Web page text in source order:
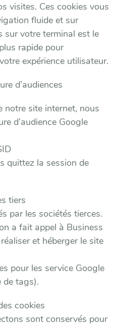
visites. Ces cookies vous
fluide et sur
sur votre terminal est le
rapide pour
expérience utilisateur.
d’audiences
notre site internet, nous
d’audience Google
quittez la session de
tiers
par les sociétés tierces.
a fait appel à Business
et héberger le site
pour les service Google
de tags).
cookies
sont conservés pour